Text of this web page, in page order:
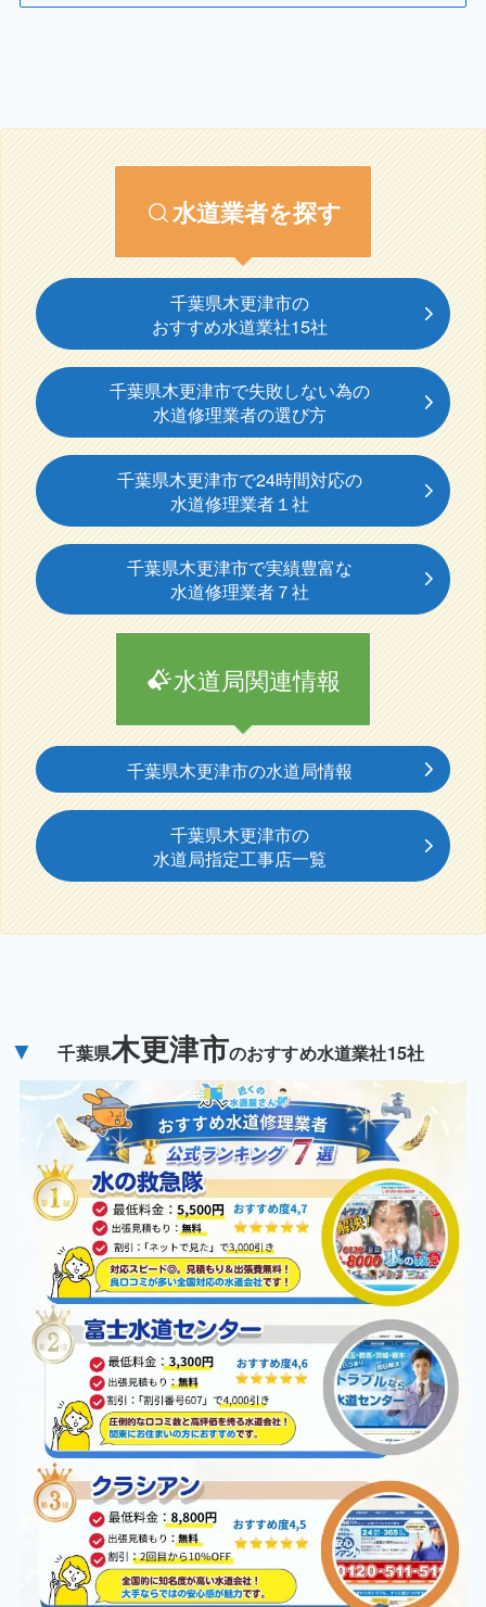
水道業者を探す
千葉県木更津市の
おすすめ水道業社15社
千葉県木更津市で失敗しない為の
水道修理業者の選び方
千葉県木更津市で24時間対応の
水道修理業者１社
千葉県木更津市で実績豊富な
水道修理業者７社
水道局関連情報
千葉県木更津市の水道局情報
千葉県木更津市の
水道局指定工事店一覧
▼ 千葉県木更津市のおすすめ水道業社15社